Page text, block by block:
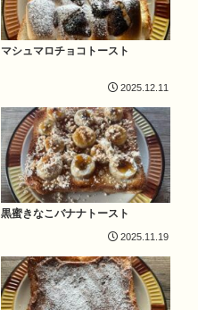
マシュマロチョコトースト
2025.12.11
黒蜜きなこバナナトースト
2025.11.19